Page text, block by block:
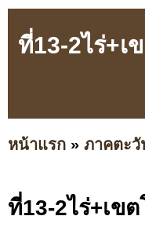
ที่13-2ไร่+เ
หน้าแรก » ภาคตะวั
ที่13-2ไร่+เข